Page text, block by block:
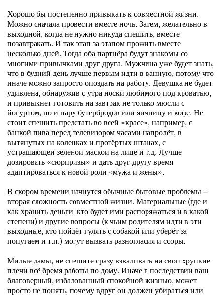
Хорошо бы постепенно привыкать к совместной жизни.
Можно сначала провести вместе ночь. Затем, желательно в
выходной, когда не нужно никуда спешить, вместе
позавтракать. И так этап за этапом прожить вместе
несколько дней. Тогда оба партнёра будут знакомы со
многими привычками друг друга. Мужчина уже будет знать,
что в будний день лучше первым идти в ванную, потому что
иначе можно запросто опоздать на работу. Девушка не будет
удивлена, обнаружив с утра носки любимого под кроватью,
и привыкнет готовить на завтрак не только мюсли с
йогуртом, но и пару бутербродов или яичницу и кофе. Не
стоит спешить предстать во всей «красе», например, с
банкой пива перед телевизором часами напролёт, в
вытянутых на коленках и протёртых штанах, с
устрашающей зелёной маской на лице и т.д. Лучше
дозировать «сюрпризы» и дать друг другу время
адаптироваться к новой роли «мужа и жены».
В скором времени начнутся обычные бытовые проблемы –
вторая сложность совместной жизни. Материальные (где и
как хранить деньги, кто будет ими распоряжаться и в какой
степени) и другие вопросы (к чьим родителям идти в эти
выходные, кто пойдёт гулять с собакой или уберёт за
попугаем и т.п.) могут вызвать разногласия и ссоры.
Милые дамы, не спешите сразу взваливать на свои хрупкие
плечи всё бремя работы по дому. Иначе в последствии ваш
благоверный, избалованный спокойной жизнью, может
просто не понять, почему вдруг он должен убираться или